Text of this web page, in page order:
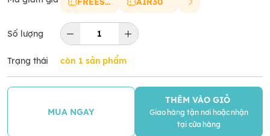
Số lượng
Trạng thái còn 1 sản phẩm
MUA NGAY
THÊM VÀO GIỎ
Giao hàng tận nơi hoặc nhận
tại cửa hàng